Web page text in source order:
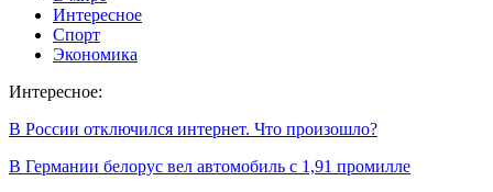
Интересное
Спорт
Экономика
Интересное:
В России отключился интернет. Что произошло?
В Германии белорус вел автомобиль с 1,91 промилле